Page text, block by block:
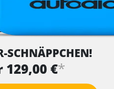
SCHNÄPPCHEN!
129,00 €*